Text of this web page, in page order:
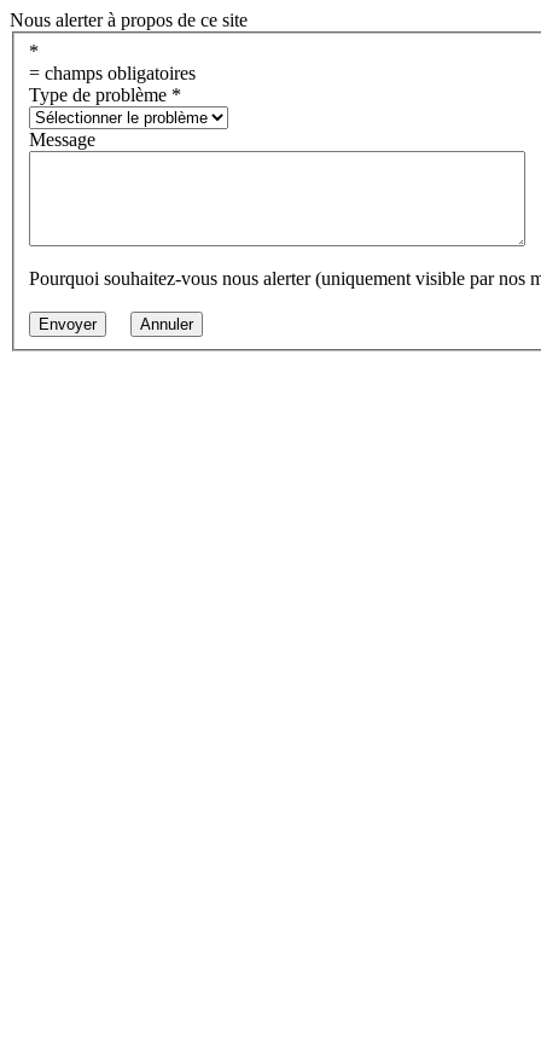
Nous alerter à propos de ce site
*
= champs obligatoires
Type de problème *
Message
Pourquoi souhaitez-vous nous alerter (uniquement visible par nos